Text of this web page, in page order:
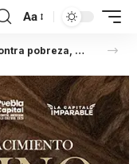
Aa
Trabajo en territorio fortalece lucha contra pobreza, afirma Laura Artemisa